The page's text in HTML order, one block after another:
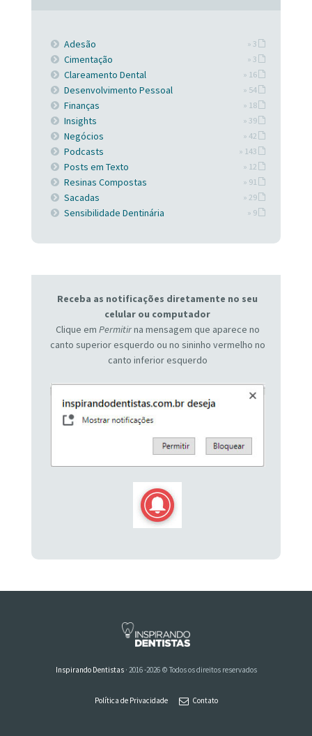
Adesão » 3
Cimentação » 3
Clareamento Dental » 16
Desenvolvimento Pessoal » 54
Finanças » 18
Insights » 39
Negócios » 42
Podcasts » 143
Posts em Texto » 12
Resinas Compostas » 91
Sacadas » 29
Sensibilidade Dentinária » 9
Receba as notificações diretamente no seu
celular ou computador
Clique em Permitirna mensagem que aparece no
canto superior esquerdo ou no sininho vermelho no
canto inferior esquerdo
Inspirando Dentistas· 2016 -2026 © Todos os direitos reservados
Política de Privacidade Contato